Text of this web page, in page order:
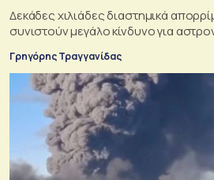
Δεκάδες χιλιάδες διαστημικά
συνιστούν μεγάλο κίνδυνο για
Γρηγόρης Τραγγανίδας